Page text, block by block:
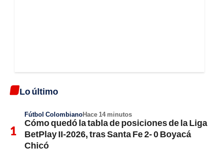
Lo último
Fútbol ColombianoHace 14 minutos
Cómo quedó la tabla de posiciones de la Liga
BetPlay II-2026, tras Santa Fe 2- 0 Boyacá
Chicó